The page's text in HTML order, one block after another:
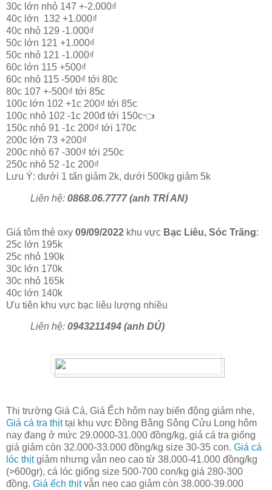
30c lớn nhỏ 147 +-2.000₫
40c lớn 132 +1.000₫
40c nhỏ 129 -1.000₫
50c lớn 121 +1.000₫
50c nhỏ 121 -1.000₫
60c lớn 115 +500₫
60c nhỏ 115 -500₫ tới 80c
80c 107 +-500₫ tới 85c
100c lớn 102 +1c 200₫ tới 85c
100c nhỏ 102 -1c 200đ tới 150c👈
150c nhỏ 91 -1c 200₫ tới 170c
200c lớn 73 +200₫
200c nhỏ 67 -300₫ tới 250c
250c nhỏ 52 -1c 200₫
Lưu Ý: dưới 1 tấn giảm 2k, dưới 500kg giảm 5k
Liên hệ: 0868.06.7777 (anh TRÍ AN)
Giá tôm thẻ oxy 09/09/2022 khu vực Bạc Liêu, Sóc Trăng:
25c lớn 195k
25c nhỏ 190k
30c lớn 170k
30c nhỏ 165k
40c lớn 140k
Ưu tiên khu vực bạc liêu lượng nhiều
Liên hệ: 0943211494 (anh DỦ)
Thị trường Giá Cá, Giá Ếch hôm nay biến động giảm nhẹ,
Giá cá tra thịttại khu vực Đồng Bằng Sông Cửu Long hôm
nay đang ở mức 29.0000-31.000 đồng/kg, giá cá tra giống
giá giảm còn 32.000-33.000 đồng/kg size 30-35 con. Giá cá
lóc thịtgiảm nhưng vẫn neo cao từ 38.000-41.000 đồng/kg
(>600gr), cá lóc giống size 500-700 con/kg giá 280-300
đồng. Giá ếch thịtvẫn neo cao giảm còn 38.000-39.000